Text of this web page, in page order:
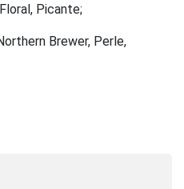
Floral, Picante;
Brewer, Perle,